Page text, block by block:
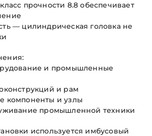
прочности 8.8 обеспечивает
— цилиндрическая головка не
и промышленные
и рам
компоненты и узлы
промышленной техники
используется имбусовый